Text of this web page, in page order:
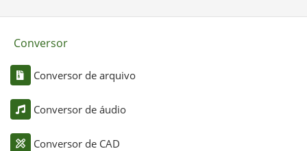
Conversor
Conversor de arquivo
Conversor de áudio
Conversor de CAD